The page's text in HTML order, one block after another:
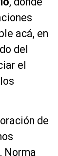
acá, en
del
el
de
Norma